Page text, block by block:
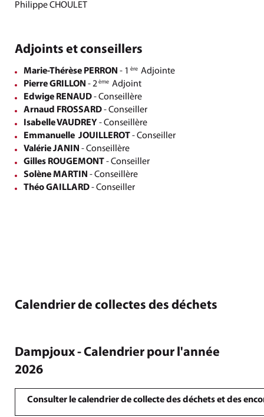
Philippe CHOULET
Adjoints et conseillers
Marie-Thérèse PERRON - 1 ère Adjointe
Pierre GRILLON - 2 ème Adjoint
Edwige RENAUD- Conseillère
Arnaud FROSSARD- Conseiller
Isabelle VAUDREY - Conseillère
Emmanuelle JOUILLEROT- Conseiller
Valérie JANIN - Conseillère
Gilles ROUGEMONT- Conseiller
Solène MARTIN - Conseillère
Théo GAILLARD- Conseiller
Calendrier de collectes des déchets
Dampjoux - Calendrier pour l'année
2026
Consulter le calendrier de collecte des déchets et des